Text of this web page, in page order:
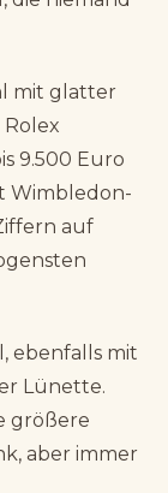
mit glatter
9.500 Euro
Wimbledon-
auf
ebenfalls mit
Lünette.
größere
aber immer